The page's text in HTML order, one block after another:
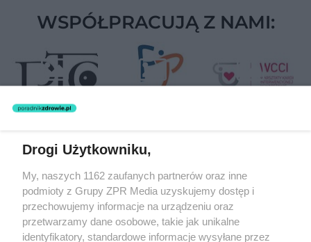
WSPÓŁPRACUJĄ Z NAMI:
Żaden utwór zamieszczony w serwisie nie może być powielany i
rozpowszechniany lub dalej rozpowszechniany w jakikolwiek sposób
(w tym także elektroniczny lub mechaniczny) na jakimkolwiek polu
eksploatacji w jakiejkolwiek formie, włącznie z umieszczaniem w
Internecie bez pisemnej zgody właściciela praw. Jakiekolwiek użycie
lub wykorzystanie utworów w całości lub w części z naruszeniem
prawa, tzn. bez właściwej zgody, jest zabronione pod groźbą kary i
Drogi Użytkowniku,
My, naszych 1162 zaufanych partnerów oraz inne
podmioty z Grupy ZPR Media uzyskujemy dostęp i
przechowujemy informacje na urządzeniu oraz
przetwarzamy dane osobowe, takie jak unikalne
identyfikatory, standardowe informacje wysyłane przez